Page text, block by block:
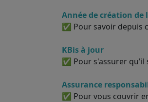
Année de création de
✅ Pour savoir depuis
KBis à jour
✅ Pour s'assurer qu'il
Assurance
✅ Pour vous couvrir